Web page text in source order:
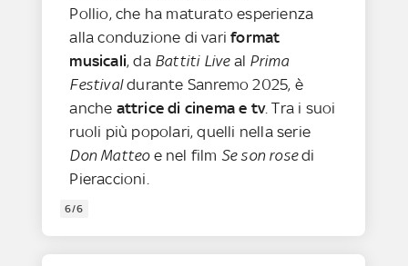
Pollio, che ha maturato esperienza
alla conduzione di vari format
musicali, da Battiti Live al Prima
Festivaldurante Sanremo 2025, è
anche attrice di cinema e tv. Tra i suoi
ruoli più popolari, quelli nella serie
Don Matteoe nel film Se son rosedi
Pieraccioni.
6/6